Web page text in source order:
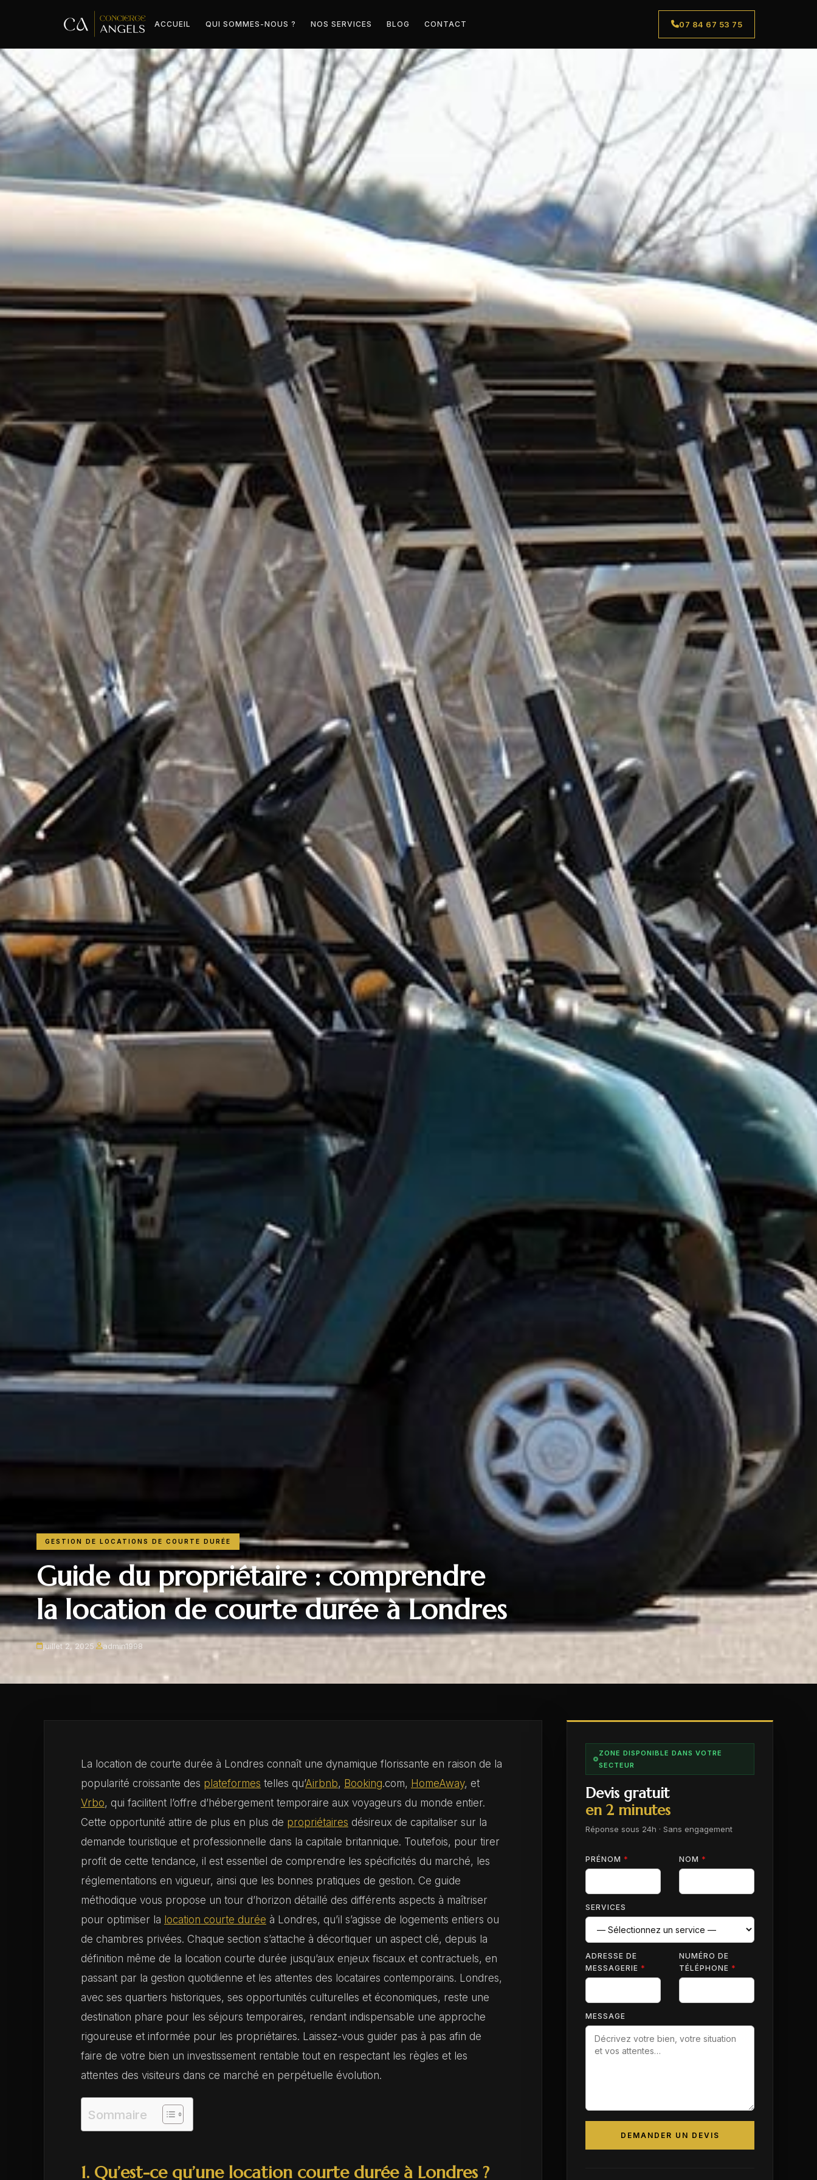
ACCUEIL QUI SOMMES-NOUS ? NOS SERVICES BLOG CONTACT 07 84 67 53 75
GESTION DE LOCATIONS DE COURTE DURÉE
Guide du propriétaire : comprendre
la location de courte durée à Londres
juillet 2, 2025 admin1998
La location de courte durée à Londres connaît une dynamique florissante en raison de la
popularité croissante des plateformes telles qu’Airbnb, Booking.com, HomeAway, et
Vrbo, qui facilitent l’offre d’hébergement temporaire aux voyageurs du monde entier.
Cette opportunité attire de plus en plus de propriétaires désireux de capitaliser sur la
demande touristique et professionnelle dans la capitale britannique. Toutefois, pour tirer
profit de cette tendance, il est essentiel de comprendre les spécificités du marché, les
réglementations en vigueur, ainsi que les bonnes pratiques de gestion. Ce guide
méthodique vous propose un tour d’horizon détaillé des différents aspects à maîtriser
pour optimiser la location courte durée à Londres, qu’il s’agisse de logements entiers ou
de chambres privées. Chaque section s’attache à décortiquer un aspect clé, depuis la
définition même de la location courte durée jusqu’aux enjeux fiscaux et contractuels, en
passant par la gestion quotidienne et les attentes des locataires contemporains. Londres,
avec ses quartiers historiques, ses opportunités culturelles et économiques, reste une
destination phare pour les séjours temporaires, rendant indispensable une approche
rigoureuse et informée pour les propriétaires. Laissez-vous guider pas à pas afin de
faire de votre bien un investissement rentable tout en respectant les règles et les
attentes des visiteurs dans ce marché en perpétuelle évolution.
Sommaire
1. Qu’est-ce qu’une location courte durée à Londres ?
ZONE DISPONIBLE DANS VOTRE
SECTEUR
Devis gratuit
en 2 minutes
Réponse sous 24h · Sans engagement
PRÉNOM * NOM *
SERVICES
ADRESSE DE
MESSAGERIE *
NUMÉRO DE
TÉLÉPHONE *
MESSAGE
DEMANDER UN DEVIS